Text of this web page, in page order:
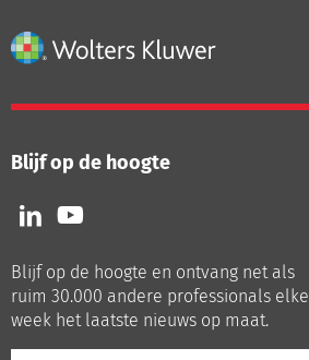
Blijf op de hoogte
Volg
ons
LinkedIn
Volg
ons
Youtube
Blijf op de hoogte en ontvang net als
ruim 30.000 andere professionals elke
week het laatste nieuws op maat.